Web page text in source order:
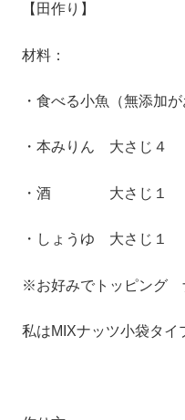
【田作り】
材料：
・食べる小魚（無添加が
・本みりん 大さじ４
・酒 大さじ１
・しょうゆ 大さじ１
※お好みでトッピング
私はMIXナッツ小袋タイ